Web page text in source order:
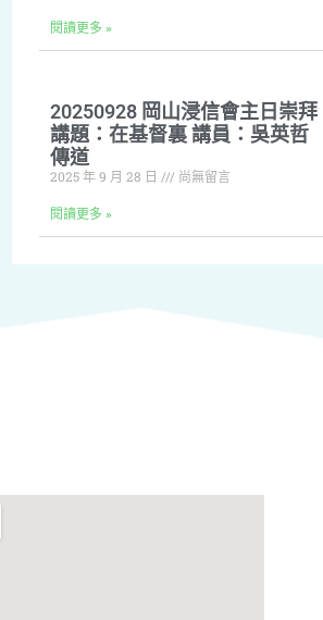
閱讀更多 »
20250928 岡山浸信會主日崇拜
講題：在基督裏 講員：吳英哲
傳道
2025 年 9 月 28 日 尚無留言
閱讀更多 »